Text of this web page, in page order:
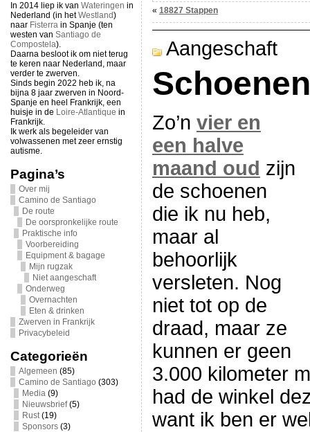
In 2014 liep ik van Wateringen in
Nederland (in hetWestland)
naar Fisterrain Spanje (ten
westen van Santiago de
Compostela).
Daarna besloot ik om niet terug
te keren naar Nederland, maar
verder te zwerven.
Sinds begin 2022 heb ik, na
bijna 8 jaar zwerven in Noord-
Spanje en heel Frankrijk, een
huisje in de Loire-Atlantique in
Frankrijk.
Ik werk als begeleider van
volwassenen met zeer ernstig
autisme.
Pagina’s
Over mij
Camino de Santiago
De route
De oorspronkelijke route
Praktische info
Voorbereiding
Equipment & bagage
Mijn rugzak
Niet aangeschaft
Onderweg
Overnachten
Eten & drinken
Zwerven in Frankrijk
Privacybeleid
Categorieën
Algemeen (85)
Camino de Santiago (303)
Media(9)
Nieuwsbrief(5)
Rust(19)
Sponsors(3)
« 18827 Stappen
Aangeschaft
Schoenen
Zo’n vier en
een halve
maand oud zijn
de schoenen
die ik nu heb,
maar al
behoorlijk
versleten. Nog
niet tot op de
draad, maar ze
kunnen er geen
3.000 kilometer
had de winkel
want ik ben er